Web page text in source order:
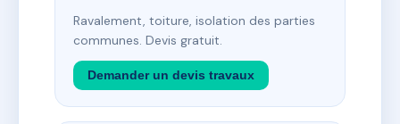
Ravalement, toiture, isolation des parties
communes. Devis gratuit.
Demander un devis travaux